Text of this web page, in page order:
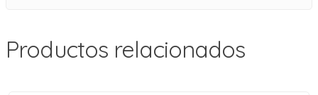
Productos relacionados